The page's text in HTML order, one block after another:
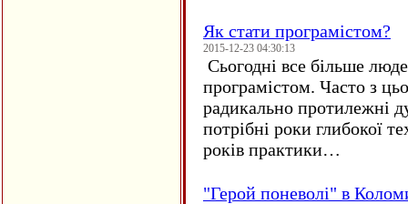
Як стати програмістом?
2015-12-23 04:30:13
Сьогодні все більше
програмістом. Часто з
радикально протилежні
потрібні роки глибокої
років практики…
"Герой поневолі" в